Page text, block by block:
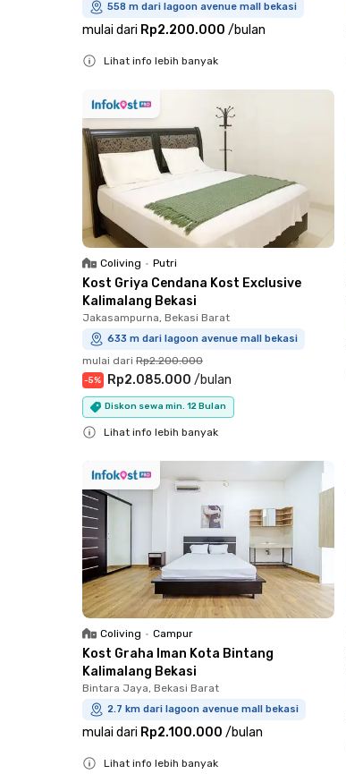
558 m dari lagoon avenue mall bekasi
mulai dari Rp2.200.000 /bulan
Lihat info lebih banyak
Coliving • Putri
Kost Griya Cendana Kost Exclusive
Kalimalang Bekasi
Jakasampurna, Bekasi Barat
633 m dari lagoon avenue mall bekasi
mulai dari Rp2.200.000
-5% Rp2.085.000 /bulan
Diskon sewa min. 12 Bulan
Lihat info lebih banyak
Coliving • Campur
Kost Graha Iman Kota Bintang
Kalimalang Bekasi
Bintara Jaya, Bekasi Barat
2.7 km dari lagoon avenue mall bekasi
mulai dari Rp2.100.000 /bulan
Lihat info lebih banyak